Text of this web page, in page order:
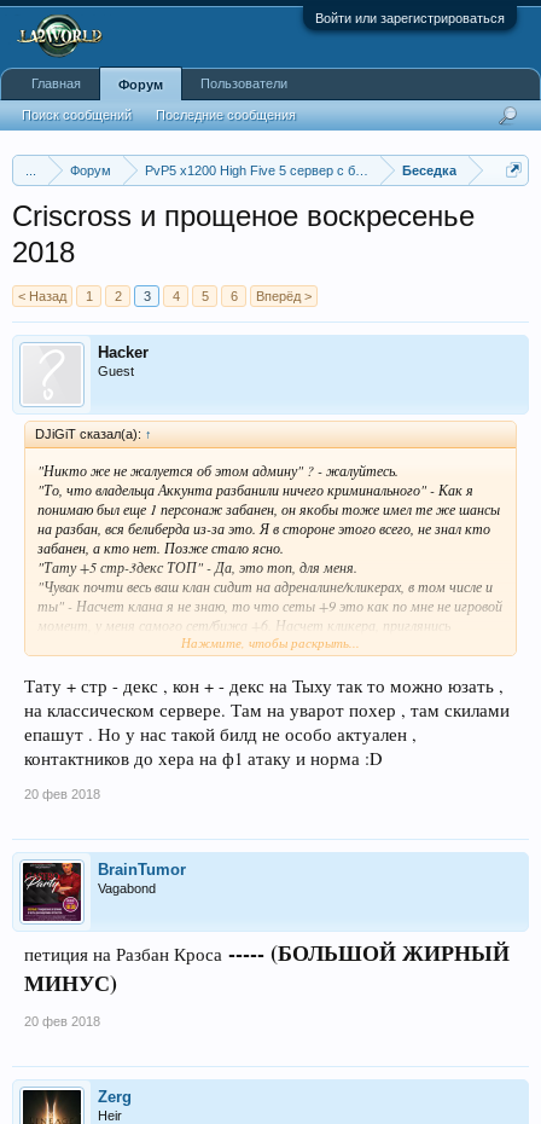
Войти или зарегистрироваться
Форум PvP5 x1200 High Five 5 сервер с баферомБеседка
Criscross и прощеное воскресенье
2018
< Назад 1 2 3 4 5 6 Вперёд >
Hacker
Guest
DJiGiT сказал(а): ↑
"Никто же не жалуется об этом админу" ? - жалуйтесь.
"То, что владельца Аккунта разбанили ничего криминального" - Как я
понимаю был еще 1 персонаж забанен, он якобы тоже имел те же шансы
на разбан, вся белиберда из-за это. Я в стороне этого всего, не знал кто
забанен, а кто нет. Позже стало ясно.
"Тату +5 стр-3декс ТОП" - Да, это топ, для меня.
"Чувак почти весь ваш клан сидит на адреналине/кликерах, в том числе и
ты" - Насчет клана я не знаю, то что сеты +9 это как по мне не игровой
момент, у меня самого сет/бижа +6. Насчет кликера, приглянись
хорошенько, может где то найдешь макрос на ЦП.
Нажмите, чтобы раскрыть...
Тату + стр - декс , кон + - декс на Тыху так то можно юзать ,
на классическом сервере. Там на уварот похер , там скилами
епашут . Но у нас такой билд не особо актуален ,
контактников до хера на ф1 атаку и норма :D
20 фев 2018
BrainTumor
Vagabond
петиция на Разбан Кроса ----- (БОЛЬШОЙ ЖИРНЫЙ
МИНУС)
20 фев 2018
Zerg
Heir
Главная Форум
Поиск сообщений Последние сообщения
Пользователи